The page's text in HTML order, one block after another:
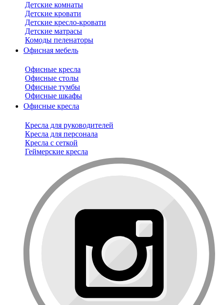
Детские комнаты
Детские кровати
Детские кресло-кровати
Детские матрасы
Комоды пеленаторы
Офисная мебель
Офисные кресла
Офисные столы
Офисные тумбы
Офисные шкафы
Офисные кресла
Кресла для руководителей
Кресла для персонала
Кресла с сеткой
Геймерские кресла